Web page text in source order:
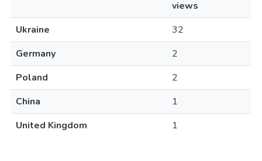
views
Ukraine
32
Germany
2
Poland
2
China
1
United Kingdom
1